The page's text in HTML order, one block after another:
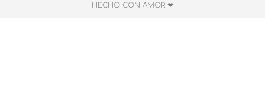
HECHO CON AMOR ❤